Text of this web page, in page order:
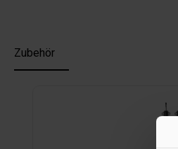
Zubehör